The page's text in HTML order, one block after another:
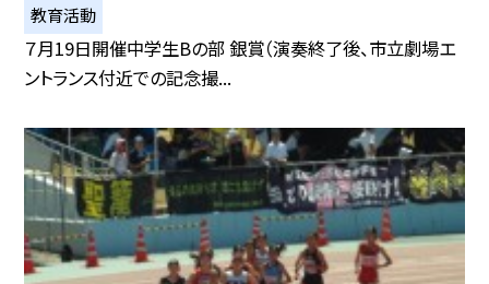
教育活動
７月19日開催中学生Bの部 銀賞（演奏終了後、市立劇場エ
ントランス付近での記念撮...